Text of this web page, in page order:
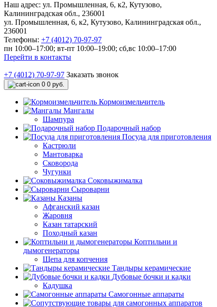
Наш адрес: ул. Промышленная, 6, к2, Кутузово,
Калининградская обл., 236001
ул. Промышленная, 6, к2, Кутузово, Калининградская обл.,
236001
Телефоны: +7 (4012) 70-97-97
пн 10:00–17:00; вт-пт 10:00–19:00; сб,вс 10:00–17:00
Перейти в контакты
+7 (4012) 70-97-97 Заказать звонок
0 0 руб.
Кормоизмельчитель
Мангалы
Шампура
Подарочный набор
Посуда для приготовления
Кастрюли
Мантоварка
Сковорода
Чугунки
Соковыжималка
Сыроварни
Казаны
Афганский казан
Жаровня
Казан татарский
Походный казан
Коптильни и
дымогенераторы
Щепа для копчения
Тандыры керамические
Дубовые бочки и кадки
Кадушка
Самогонные аппараты